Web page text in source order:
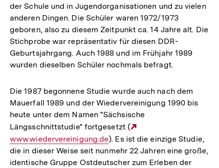
der Schule und in Jugendorganisationen und zu vielen
anderen Dingen. Die Schüler waren 1972/1973
geboren, also zu diesem Zeitpunkt ca. 14 Jahre alt. Die
Stichprobe war repräsentativ für diesen DDR-
Geburtsjahrgang. Auch 1988 und im Frühjahr 1989
wurden dieselben Schüler nochmals befragt.
Die 1987 begonnene Studie wurde auch nach dem
Mauerfall 1989 und der Wiedervereinigung 1990 bis
heute unter dem Namen "Sächsische
Längsschnittstudie" fortgesetzt (
Link:
www.wiedervereinigung.de). Es ist die einzige Studie,
die in dieser Weise seit nunmehr 22 Jahren eine große,
identische Gruppe Ostdeutscher zum Erleben der